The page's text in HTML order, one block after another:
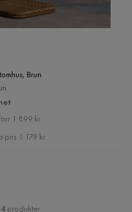
Brun
1 899 kr
pris 1 179 kr
produkter